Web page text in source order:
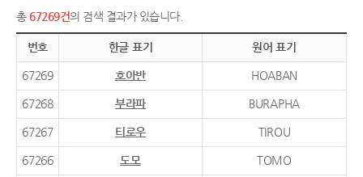
총 67269건의 검색 결과가 있습니다.
번호 한글 표기 원어 표기
67269 호아반 HOABAN
67268 부라파 BURAPHA
67267 티로우 TIROU
67266 도모 TOMO